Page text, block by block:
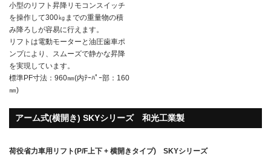
小型のリフト昇降リモコンスイッチ
を操作して300㎏までの重量物の積
み降ろしが容易に行えます。
リフトは電動モーターと油圧歯車ポ
ンプにより、スムーズで静かな昇降
を実現しています。
標準PF寸法：960㎜(内ﾃｰﾊﾟｰ部：160
㎜)
アーム式(横開き) SKYシリーズ 和光工業製
荷役省力車用リフト(P/F上下 + 横開きタイプ) SKYシリーズ